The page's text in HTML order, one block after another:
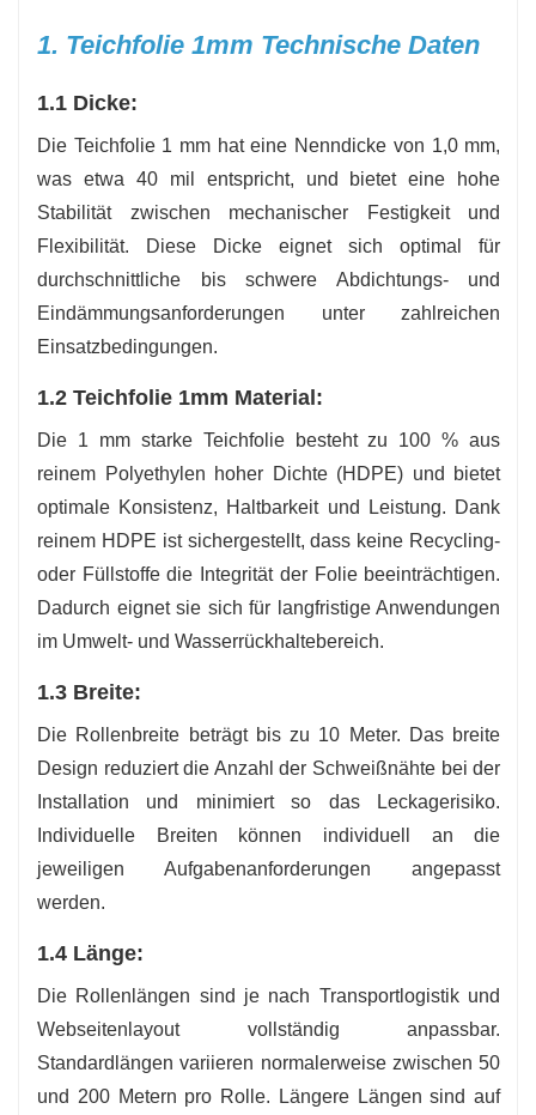
1. Teichfolie 1mm Technische Daten
1.1 Dicke:
Die Teichfolie 1 mm hat eine Nenndicke von 1,0 mm,
was etwa 40 mil entspricht, und bietet eine hohe
Stabilität zwischen mechanischer Festigkeit und
Flexibilität. Diese Dicke eignet sich optimal für
durchschnittliche bis schwere Abdichtungs- und
Eindämmungsanforderungen unter zahlreichen
Einsatzbedingungen.
1.2 Teichfolie 1mm Material:
Die 1 mm starke Teichfolie besteht zu 100 % aus
reinem Polyethylen hoher Dichte (HDPE) und bietet
optimale Konsistenz, Haltbarkeit und Leistung. Dank
reinem HDPE ist sichergestellt, dass keine Recycling-
oder Füllstoffe die Integrität der Folie beeinträchtigen.
Dadurch eignet sie sich für langfristige Anwendungen
im Umwelt- und Wasserrückhaltebereich.
1.3 Breite:
Die Rollenbreite beträgt bis zu 10 Meter. Das breite
Design reduziert die Anzahl der Schweißnähte bei der
Installation und minimiert so das Leckagerisiko.
Individuelle Breiten können individuell an die
jeweiligen Aufgabenanforderungen angepasst
werden.
1.4 Länge:
Die Rollenlängen sind je nach Transportlogistik und
Webseitenlayout vollständig anpassbar.
Standardlängen variieren normalerweise zwischen 50
und 200 Metern pro Rolle. Längere Längen sind auf